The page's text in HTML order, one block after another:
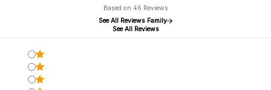
Based on 46 Reviews
See All Reviews Family
See All Reviews